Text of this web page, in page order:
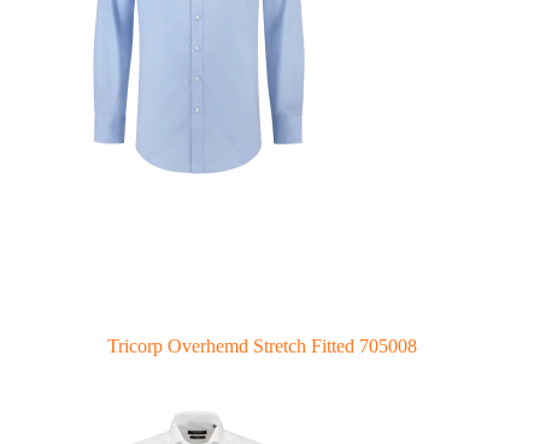
Tricorp Overhemd Stretch Fitted 705008